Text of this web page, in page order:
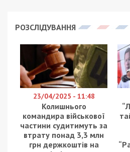
РОЗСЛІДУВАННЯ
23/04/2025 - 11:48
Колишнього
командира військової
частини судитимуть за
втрату понад 3,3 млн
грн держкоштів на